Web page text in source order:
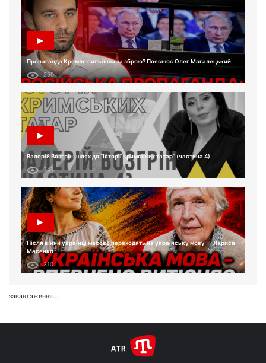
Пропаганда Кремля сильніша за зброю? Пояснює Олег Магалецький
250
Валерій Возгрін: шлях до “Історії кримських татар” (частина 4)
241
Після війни українці масово переходять на українську мову — Лариса
Масенко
310
завантаження...